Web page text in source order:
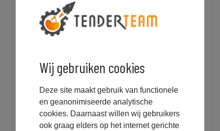
Wij gebruiken cookies
Deze site maakt gebruik van functionele
en geanonimiseerde analytische
cookies. Daarnaast willen wij gebruikers
ook graag elders op het internet gerichte